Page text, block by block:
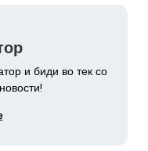
и биди во тек со